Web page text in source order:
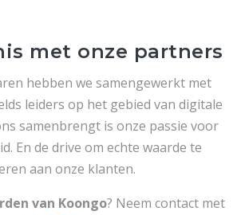
met onze partners
hebben we samengewerkt met
leiders op het gebied van digitale
samenbrengt is onze passie voor
En de drive om echte waarde te
aan onze klanten.
van Koongo? Neem contact met